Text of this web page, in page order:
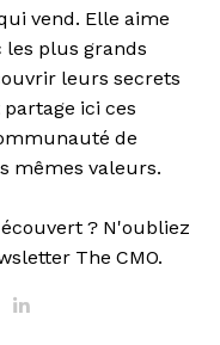
vend. Elle aime
les plus grands
leurs secrets
ici ces
de
mêmes valeurs.
? N'oubliez
The CMO.